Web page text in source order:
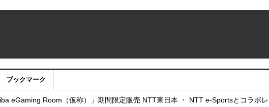
ブックマーク
eGaming Room（仮称）」期間限定販売 NTT東日本 ・ NTT e-Sportsとコラボレ
援させていただきたい！」